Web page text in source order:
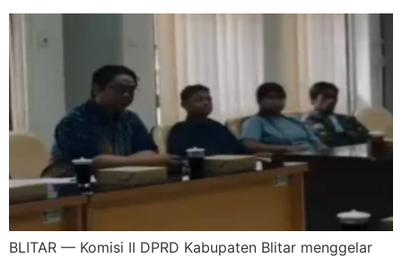
BLITAR — Komisi II DPRD Kabupaten Blitar menggelar